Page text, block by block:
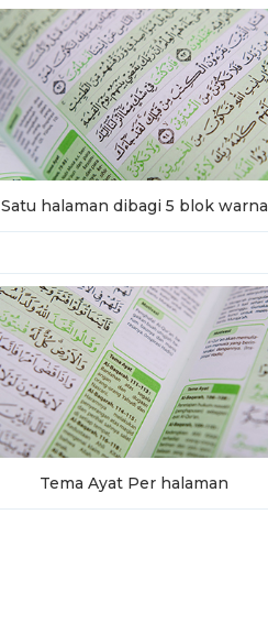
Satu halaman dibagi 5 blok warna
Tema Ayat Per halaman